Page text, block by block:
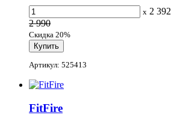
x 2 392
2 990
Скидка 20%
Артикул: 525413
FitFire